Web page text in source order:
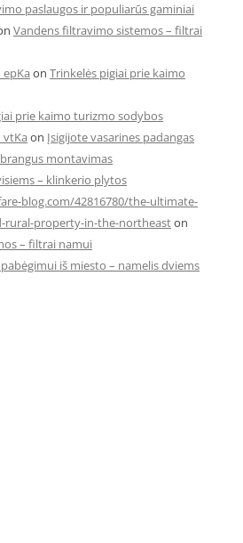
paslaugos ir populiarūs gaminiai
Vandens filtravimo sistemos – filtrai
on Trinkelės pigiai prie kaimo
prie kaimo turizmo sodybos
on Įsigijote vasarines padangas
montavimas
– klinkerio plytos
blog.com/42816780/the-ultimate-
rural-property-in-the-northeaston
– filtrai namui
iš miesto – namelis dviems